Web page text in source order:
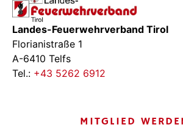
Landes-Feuerwehrverband Tirol
Florianistraße 1
A-6410 Telfs
Tel.: +43 5262 6912
MITGLIED